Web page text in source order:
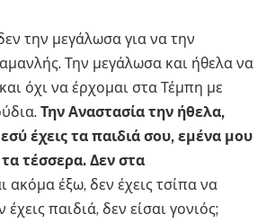
την μεγάλωσα για να την
Την μεγάλωσα και ήθελα να
όχι να έρχομαι στα Τέμπη με
Την Αναστασία την ήθελα,
έχεις τα παιδιά σου, εμένα μου
τέσσερα. Δεν στα
ακόμα έξω, δεν έχεις τσίπα να
έχεις παιδιά, δεν είσαι γονιός;